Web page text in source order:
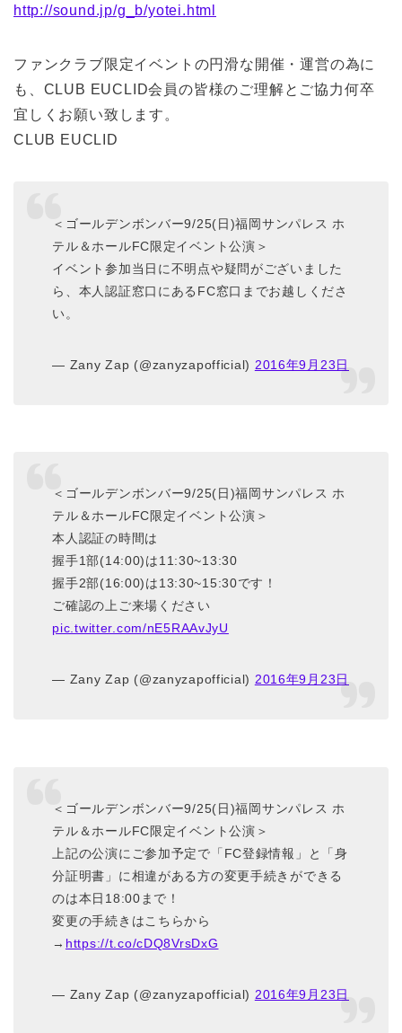
http://sound.jp/g_b/yotei.html
ファンクラブ限定イベントの円滑な開催・運営の為に
も、CLUB EUCLID会員の皆様のご理解とご協力何卒
宜しくお願い致します。
CLUB EUCLID
＜ゴールデンボンバー9/25(日)福岡サンパレス ホ
テル＆ホールFC限定イベント公演＞
イベント参加当日に不明点や疑問がございました
ら、本人認証窓口にあるFC窓口までお越しくださ
い。
— Zany Zap (@zanyzapofficial) 2016年9月23日
＜ゴールデンボンバー9/25(日)福岡サンパレス ホ
テル＆ホールFC限定イベント公演＞
本人認証の時間は
握手1部(14:00)は11:30~13:30
握手2部(16:00)は13:30~15:30です！
ご確認の上ご来場ください
pic.twitter.com/nE5RAAvJyU
— Zany Zap (@zanyzapofficial) 2016年9月23日
＜ゴールデンボンバー9/25(日)福岡サンパレス ホ
テル＆ホールFC限定イベント公演＞
上記の公演にご参加予定で「FC登録情報」と「身
分証明書」に相違がある方の変更手続きができる
のは本日18:00まで！
変更の手続きはこちらから
→ https://t.co/cDQ8VrsDxG
— Zany Zap (@zanyzapofficial) 2016年9月23日